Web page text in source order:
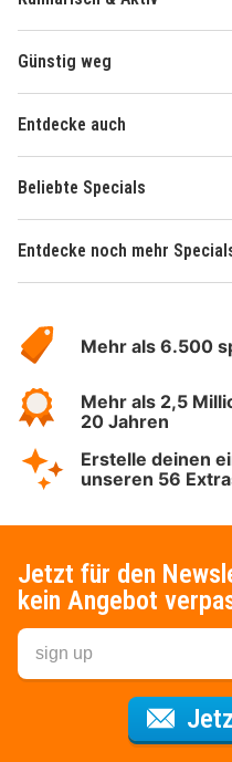
Günstig weg
Entdecke auch
Beliebte Specials
Entdecke noch mehr
Hotelspecials
Mehr als 6.500
Mehr als 2,5
20 Jahren
Erstelle deinen
unseren 56
Jetzt für den
kein Angebot